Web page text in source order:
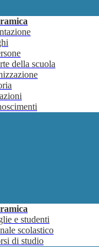
della scuola
e studenti
scolastico
di studio